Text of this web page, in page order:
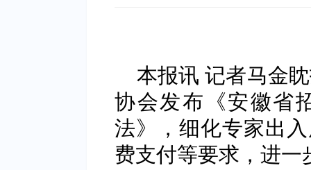
本报讯 记者马金
协会发布《安徽省
法》，细化专家出
费支付等要求，进